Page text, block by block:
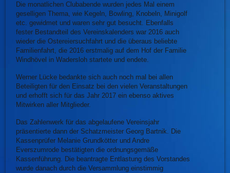
Die monatlichen Clubabende wurden jedes Mal einem
geselligen Thema, wie Kegeln, Bowling, Knobeln, Minigolf
etc. gewidmet und waren sehr gut besucht. Ebenfalls
fester Bestandteil des Vereinskalenders war 2016 auch
wieder die Ostereiersuchfahrt und die überaus beliebte
Familienfahrt, die 2016 erstmalig auf dem Hof der Familie
Windhövel in Wadersloh startete und endete.
Werner Lücke bedankte sich auch noch mal bei allen
Beteiligten für den Einsatz bei den vielen Veranstaltungen
und erhofft sich für das Jahr 2017 ein ebenso aktives
Mitwirken aller Mitglieder.
Das Zahlenwerk für das abgelaufene Vereinsjahr
präsentierte dann der Schatzmeister Georg Bartnik. Die
Kassenprüfer Melanie Grundkötter und Andre
Everszumrode bestätigten die ordnungsgemäße
Kassenführung. Die beantragte Entlastung des Vorstandes
wurde danach durch die Versammlung einstimmig